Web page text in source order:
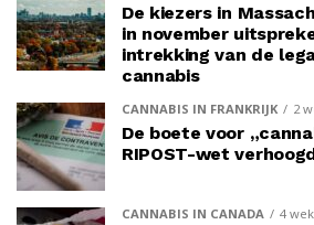
De kiezers in
in november
intrekking van de
cannabis
CANNABIS IN FRANKRIJK 2
De boete voor
RIPOST-wet
CANNABIS IN CANADA 4